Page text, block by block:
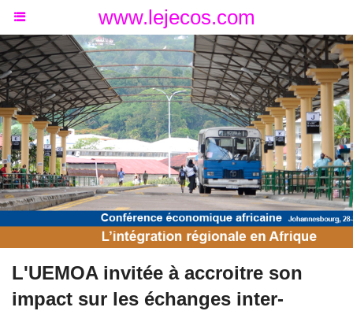
www.lejecos.com
L'UEMOA invitée à accroitre son
impact sur les échanges inter-